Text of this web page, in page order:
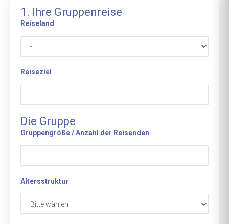
1. Ihre Gruppenreise
Reiseland
Reiseziel
Die Gruppe
Gruppengröße / Anzahl der Reisenden
Altersstruktur